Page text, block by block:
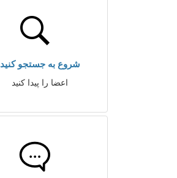
شروع به جستجو کنید
اعضا را پیدا کنید